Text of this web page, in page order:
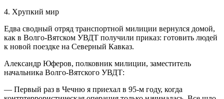
4. Хрупкий мир
Едва сводный отряд транспортной милиции вернулся домой,
как в Волго-Вятском УВДТ получили приказ: готовить людей
к новой поездке на Северный Кавказ.
Александр Юферов, полковник милиции, заместитель
начальника Волго-Вятского УВДТ:
— Первый раз в Чечню я приехал в 95-м году, когда